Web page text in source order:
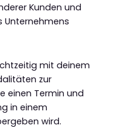
Kunden und
Unternehmens
mit deinem
zur
einen Termin und
in einem
wird.